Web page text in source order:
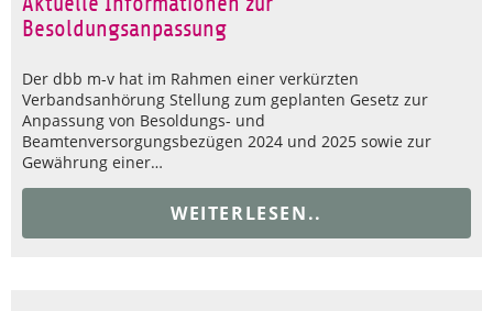
Besoldungsanpassung
Der dbb m-v hat im Rahmen einer verkürzten
Verbandsanhörung Stellung zum geplanten Gesetz zur
Anpassung von Besoldungs- und
Beamtenversorgungsbezügen 2024 und 2025 sowie zur
Gewährung einer…
WEITERLESEN..